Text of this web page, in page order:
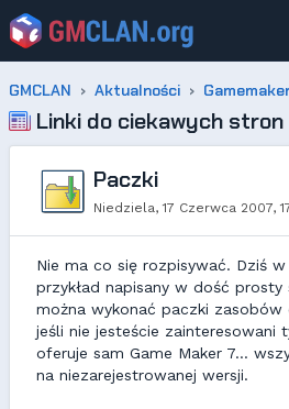
GMCLAN Aktualności
Linki do ciekawych stron
Paczki
Niedziela, 17 Czerwca 2007,
Nie ma co się rozpisywać. Dziś
przykład napisany w dość
można wykonać paczki
jeśli nie jesteście zainteresowani
oferuje sam Game Maker 7...
na niezarejestrowanej wersji.